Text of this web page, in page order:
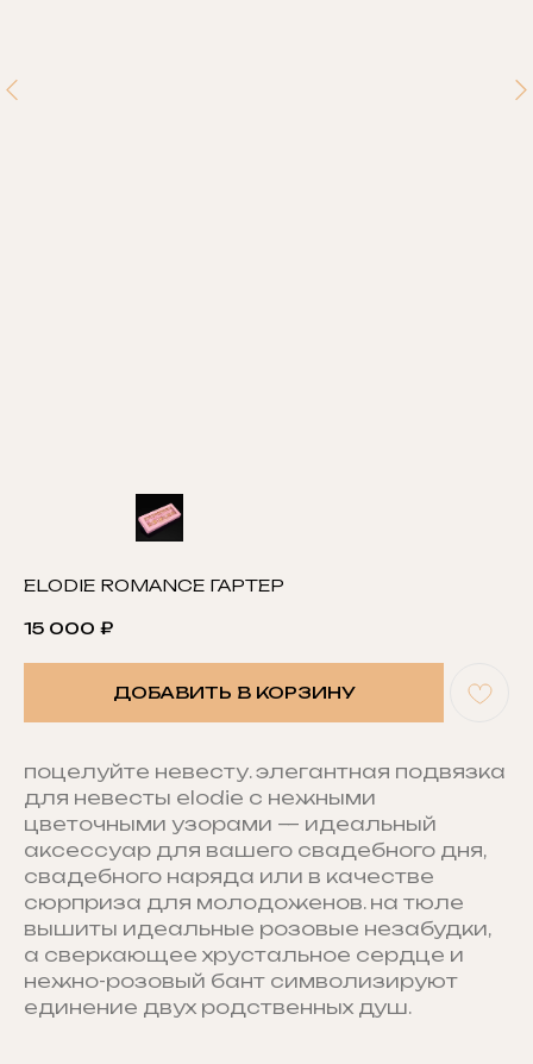
ELODIE ROMANCE ГАРТЕР
15 000 ₽
ДОБАВИТЬ В КОРЗИНУ
поцелуйте невесту. элегантная подвязка
для невесты elodie с нежными
цветочными узорами — идеальный
аксессуар для вашего свадебного дня,
свадебного наряда или в качестве
сюрприза для молодоженов. на тюле
вышиты идеальные розовые незабудки,
а сверкающее хрустальное сердце и
нежно-розовый бант символизируют
единение двух родственных душ.